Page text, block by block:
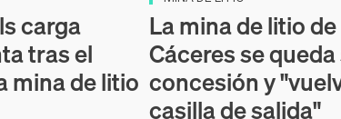
carga
tras el
mina de litio
La mina de litio de
Cáceres se
concesión y
casilla de salida"